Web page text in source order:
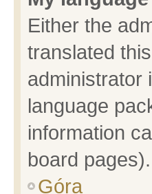
Either the
translated
administrator
language
information
board pages).
Góra